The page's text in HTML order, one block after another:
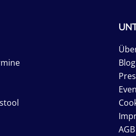
Blog
AGB